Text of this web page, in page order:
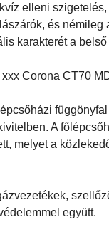
elleni
és
karakterét a
Corona CT70
A
melyet a
együtt.